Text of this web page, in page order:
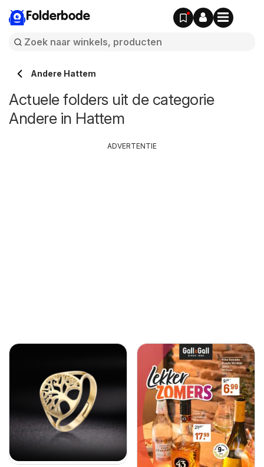
Folderbode
Andere Hattem
Actuele folders uit de categorie
Andere in Hattem
ADVERTENTIE